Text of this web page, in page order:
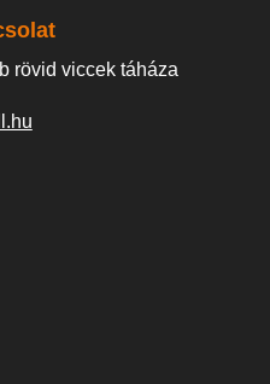
rövid viccek táháza